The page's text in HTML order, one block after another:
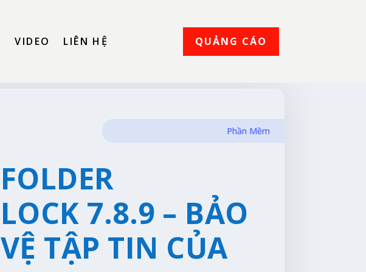
VIDEO LIÊN HỆ QUẢNG CÁO
Phần Mềm
FOLDER
LOCK 7.8.9 – BẢO
VỆ TẬP TIN CỦA